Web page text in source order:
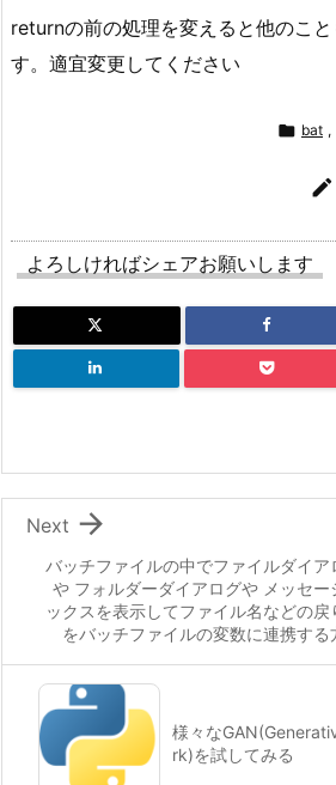
returnの前の処理を変えると他のこ
す。適宜変更してください
 bat ,

よろしければシェアお願いします
バッチファイルの中でファイルダイア
や フォルダーダイアログや メッセー
ックスを表示してファイル名などの戻
をバッチファイルの変数に連携する

Next
様々な
rk)を試してみる